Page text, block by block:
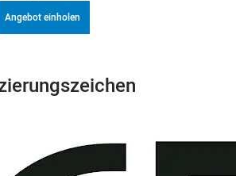
Angebot einholen